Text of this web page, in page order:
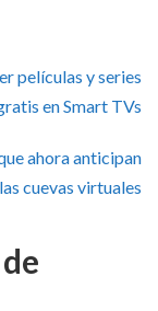
películas y series
en Smart TVs
ahora anticipan
cuevas virtuales